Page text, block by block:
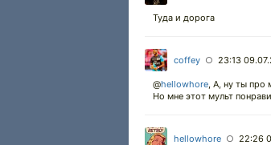
Туда и дорога
coffey ○ 23:13
@hellowhore, А, ну ты про
Но мне этот мульт
hellowhore ○ 22:26